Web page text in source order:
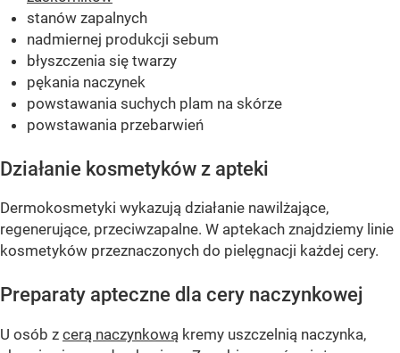
stanów zapalnych
nadmiernej produkcji sebum
błyszczenia się twarzy
pękania naczynek
powstawania suchych plam na skórze
powstawania przebarwień
Działanie kosmetyków z apteki
Dermokosmetyki wykazują działanie nawilżające,
regenerujące, przeciwzapalne. W aptekach znajdziemy linie
kosmetyków przeznaczonych do pielęgnacji każdej cery.
Preparaty apteczne dla cery naczynkowej
U osób z cerą naczynkową kremy uszczelnią naczynka,